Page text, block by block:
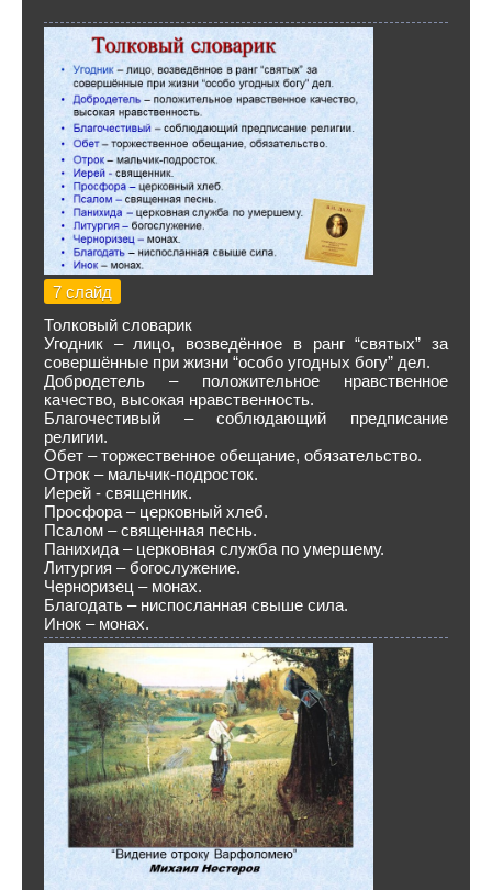
7 слайд
Толковый словарик
Угодник – лицо, возведённое в ранг “святых” за
совершённые при жизни “особо угодных богу” дел.
Добродетель – положительное нравственное
качество, высокая нравственность.
Благочестивый – соблюдающий предписание
религии.
Обет – торжественное обещание, обязательство.
Отрок – мальчик-подросток.
Иерей - священник.
Просфора – церковный хлеб.
Псалом – священная песнь.
Панихида – церковная служба по умершему.
Литургия – богослужение.
Черноризец – монах.
Благодать – ниспосланная свыше сила.
Инок – монах.